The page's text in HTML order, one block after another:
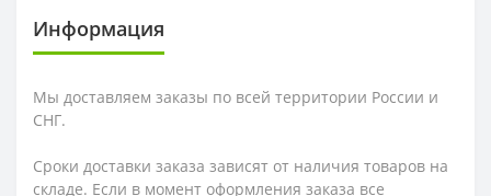
Информация
Мы доставляем заказы по всей территории России и
СНГ.
Сроки доставки заказа зависят от наличия товаров на
складе. Если в момент оформления заказа все